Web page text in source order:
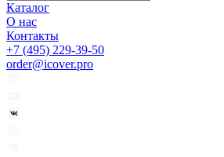
Каталог
О нас
Контакты
+7 (495) 229-39-50
order@icover.pro